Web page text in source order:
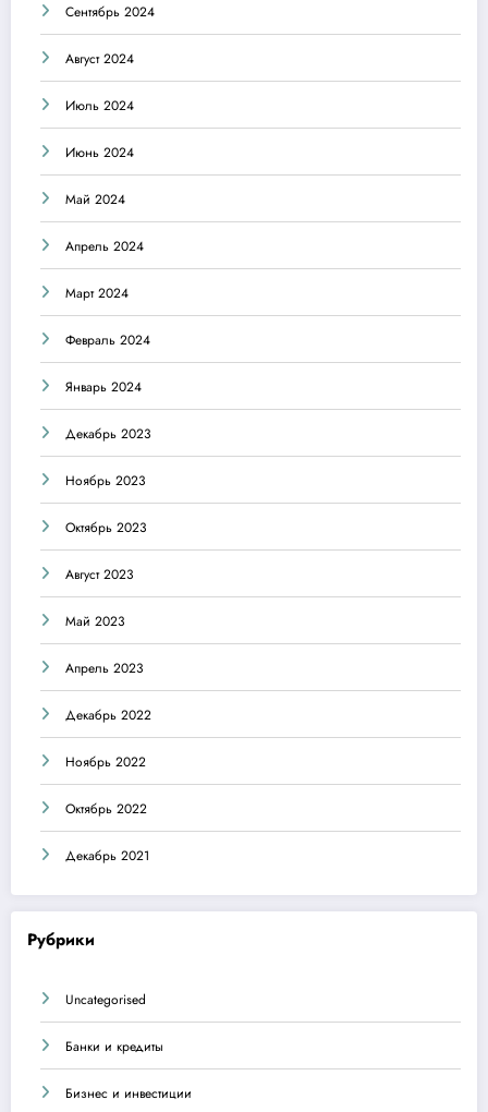
Сентябрь 2024
Август 2024
Июль 2024
Июнь 2024
Май 2024
Апрель 2024
Март 2024
Февраль 2024
Январь 2024
Декабрь 2023
Ноябрь 2023
Октябрь 2023
Август 2023
Май 2023
Апрель 2023
Декабрь 2022
Ноябрь 2022
Октябрь 2022
Декабрь 2021
Рубрики
Uncategorised
Банки и кредиты
Бизнес и инвестиции